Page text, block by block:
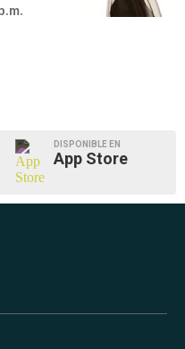
DISPONIBLE EN
App Store